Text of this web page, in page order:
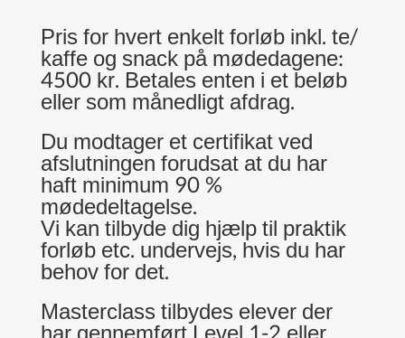
Pris for hvert enkelt forløb inkl. te/
kaffe og snack på mødedagene:
4500 kr. Betales enten i et beløb
eller som månedligt afdrag.
Du modtager et certifikat ved
afslutningen forudsat at du har
haft minimum 90 %
mødedeltagelse.
Vi kan tilbyde dig hjælp til praktik
forløb etc. undervejs, hvis du har
behov for det.
Masterclass tilbydes elever der